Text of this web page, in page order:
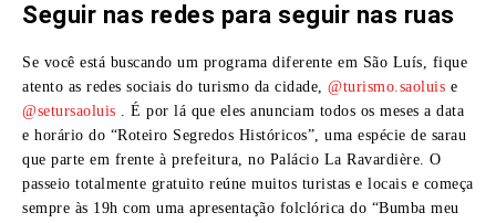
Seguir nas redes para seguir nas ruas
Se você está buscando um programa diferente em São Luís, fique
atento as redes sociais do turismo da cidade, @turismo.saoluis e
@setursaoluis . É por lá que eles anunciam todos os meses a data
e horário do “Roteiro Segredos Históricos”, uma espécie de sarau
que parte em frente à prefeitura, no Palácio La Ravardière. O
passeio totalmente gratuito reúne muitos turistas e locais e começa
sempre às 19h com uma apresentação folclórica do “Bumba meu